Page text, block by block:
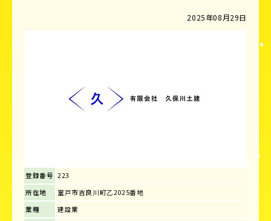
2025年08月29日
登録番号 223
所在地
室戸市吉良川町乙2025番地
業種
建設業